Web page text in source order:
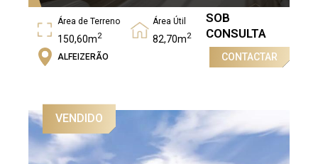
Área de Terreno
150,60m2
Área Útil
82,70m2
Área Bruta
SOB
CONSULTA
ALFEIZERÃO CONTACTAR
VENDIDO